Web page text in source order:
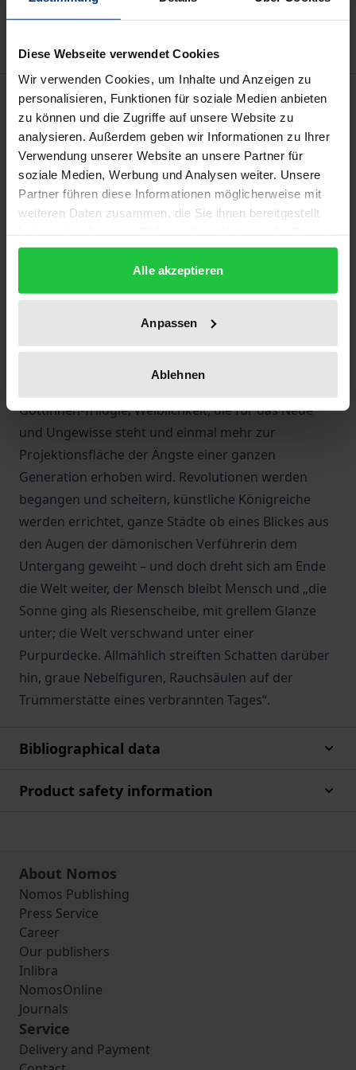
Diese Webseite verwendet Cookies
Wir verwenden Cookies, um Inhalte und Anzeigen zu
personalisieren, Funktionen für soziale Medien anbieten
zu können und die Zugriffe auf unsere Website zu
analysieren. Außerdem geben wir Informationen zu Ihrer
Verwendung unserer Website an unsere Partner für
soziale Medien, Werbung und Analysen weiter. Unsere
Partner führen diese Informationen möglicherweise mit
weiteren Daten zusammen, die Sie ihnen bereitgestellt
gesammelt haben.
Alle akzeptieren
Anpassen
Ablehnen
Description
Säkularisierung, Massenkultur,
Weltuntergangsstimmung, Ichlosigkeit – die Wende
vom 19. zum 20. Jahrhundert prägt wie keine Epoche
zuvor das Selbstverständnis des modernen
Göttinnen porträtiert eindrucksvoll diesen Zeitgeist
am Beispiel einer außergewöhnlichen Frau. In ihrer
dreifachen Verwandlung wird die Herzogin von Assy
stets durch jene Urkräfte voran getrieben, die in der
unsicheren Zeit die Oberhand gewinnen: Eros und
Göttinnen-Trilogie, Weiblichkeit, die für das Neue
und Ungewisse steht und einmal mehr zur
Projektionsfläche der Ängste einer ganzen
Generation erhoben wird. Revolutionen werden
begangen und scheitern, künstliche Königreiche
werden errichtet, ganze Städte ob eines Blickes aus
den Augen der dämonischen Verführerin dem
Untergang geweiht – und doch dreht sich am Ende
die Welt weiter, der Mensch bleibt Mensch und „die
Sonne ging als Riesenscheibe, mit grellem Glanze
unter; die Welt verschwand unter einer
Purpurdecke. Allmählich streiften Schatten darüber
hin, graue Nebelfiguren, Rauchsäulen auf der
Trümmerstätte eines verbrannten Tages“.
Bibliographical data
Product safety information
About Nomos
Nomos Publishing
Press Service
Career
Our publishers
Inlibra
NomosOnline
Journals
Service
Delivery and Payment